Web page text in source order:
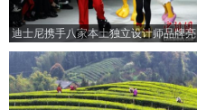
迪士尼携手八家本土独立设计师品牌亮
相2024秋冬上海时装周